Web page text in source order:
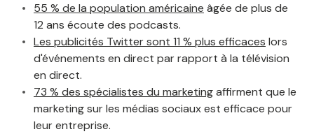
55 % de la population américaine âgée de plus de
12 ans écoute des podcasts.
Les publicités Twitter sont 11 % plus efficaces lors
d'événements en direct par rapport à la télévision
en direct.
73 % des spécialistes du marketingaffirment que le
marketing sur les médias sociaux est efficace pour
leur entreprise.